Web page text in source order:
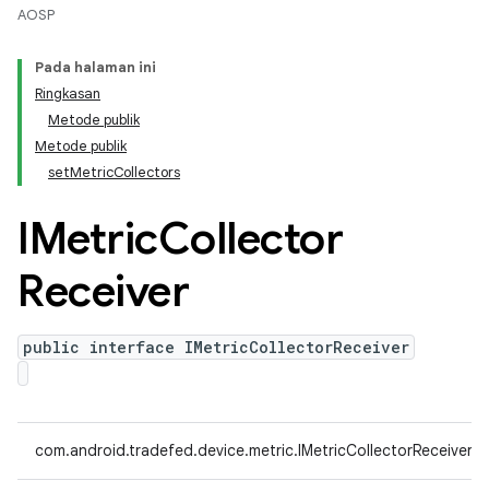
AOSP
Pada halaman ini
Ringkasan
Metode publik
Metode publik
setMetricCollectors
IMetricCollector
Receiver
public interface IMetricCollectorReceiver
com.android.tradefed.device.metric.IMetricCollectorReceiver